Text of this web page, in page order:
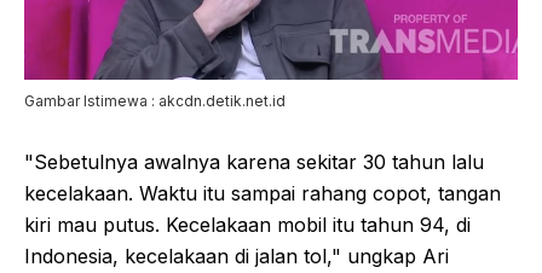
Gambar Istimewa : akcdn.detik.net.id
"Sebetulnya awalnya karena sekitar 30 tahun lalu
kecelakaan. Waktu itu sampai rahang copot, tangan
kiri mau putus. Kecelakaan mobil itu tahun 94, di
Indonesia, kecelakaan di jalan tol," ungkap Ari